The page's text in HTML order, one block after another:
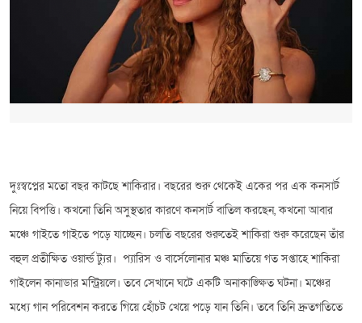
দুঃস্বপ্নের মতো বছর কাটছে শাকিরার। বছরের শুরু থেকেই একের পর এক কনসার্ট
নিয়ে বিপত্তি। কখনো তিনি অসুস্থতার কারণে কনসার্ট বাতিল করছেন, কখনো আবার
মঞ্চে গাইতে গাইতে পড়ে যাচ্ছেন। চলতি বছরের শুরুতেই শাকিরা শুরু করেছেন তাঁর
বহুল প্রতীক্ষিত ওয়ার্ল্ড ট্যুর। প্যারিস ও বার্সেলোনার মঞ্চ মাতিয়ে গত সপ্তাহে শাকিরা
গাইলেন কানাডার মন্ট্রিয়লে। তবে সেখানে ঘটে একটি অনাকাঙ্ক্ষিত ঘটনা। মঞ্চের
মধ্যে গান পরিবেশন করতে গিয়ে হোঁচট খেয়ে পড়ে যান তিনি। তবে তিনি দ্রুতগতিতে